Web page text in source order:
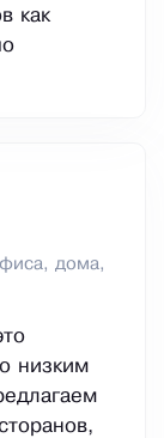
как
дома,
низким